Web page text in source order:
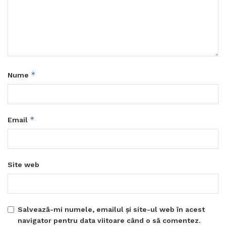
Nume *
Email *
Site web
Salvează-mi numele, emailul și site-ul web în acest
navigator pentru data viitoare când o să comentez.